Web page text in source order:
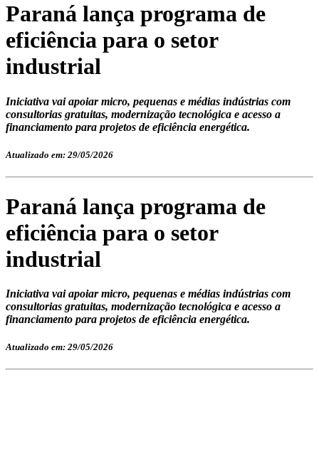
Paraná lança programa de
eficiência para o setor
industrial
Iniciativa vai apoiar micro, pequenas e médias indústrias com
consultorias gratuitas, modernização tecnológica e acesso a
financiamento para projetos de eficiência energética.
Atualizado em: 29/05/2026
Paraná lança programa de
eficiência para o setor
industrial
Iniciativa vai apoiar micro, pequenas e médias indústrias com
consultorias gratuitas, modernização tecnológica e acesso a
financiamento para projetos de eficiência energética.
Atualizado em: 29/05/2026